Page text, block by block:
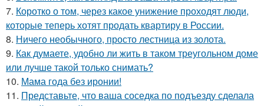
7. Коротко о том, через какое унижение проходят люди,
которые теперь хотят продать квартиру в России.
8. Ничего необычного, просто лестница из золота.
9. Как думаете, удобно ли жить в таком треугольном доме
или лучше такой только снимать?
10. Мама года без иронии!
11. Представьте, что ваша соседка по подъезду сделала